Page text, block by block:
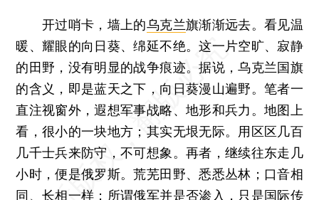
开过哨卡，墙上的乌克兰旗渐渐远去。看见温
暖、耀眼的向日葵、绵延不绝。这一片空旷、寂静
的田野，没有明显的战争痕迹。据说，乌克兰国旗
的含义，即是蓝天之下，向日葵漫山遍野。笔者一
直注视窗外，遐想军事战略、地形和兵力。地图上
看，很小的一块地方；其实无垠无际。用区区几百
几千士兵来防守，不可想象。再者，继续往东走几
小时，便是俄罗斯。荒芜田野、悉悉丛林；口音相
同、长相一样；所谓俄军并是否渗入，只是国际传